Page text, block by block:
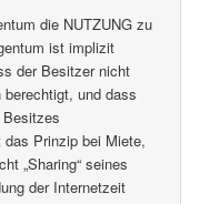
die NUTZUNG zu
ist implizit
der Besitzer nicht
und dass
Besitzes
Prinzip bei Miete,
„Sharing“ seines
der Internetzeit